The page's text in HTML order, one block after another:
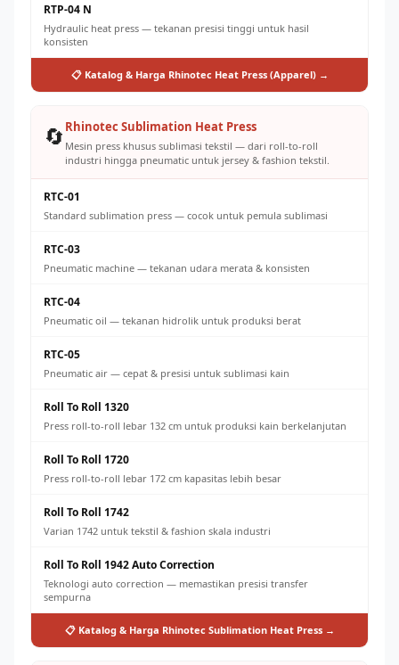
RTP-04 N
Hydraulic heat press — tekanan presisi tinggi untuk hasil
konsisten
📋 Katalog & Harga Rhinotec Heat Press (Apparel) →
🔄 Rhinotec Sublimation Heat Press
Mesin press khusus sublimasi tekstil — dari roll-to-roll
industri hingga pneumatic untuk jersey & fashion tekstil.
RTC-01
Standard sublimation press — cocok untuk pemula sublimasi
RTC-03
Pneumatic machine — tekanan udara merata & konsisten
RTC-04
Pneumatic oil — tekanan hidrolik untuk produksi berat
RTC-05
Pneumatic air — cepat & presisi untuk sublimasi kain
Roll To Roll 1320
Press roll-to-roll lebar 132 cm untuk produksi kain berkelanjutan
Roll To Roll 1720
Press roll-to-roll lebar 172 cm kapasitas lebih besar
Roll To Roll 1742
Varian 1742 untuk tekstil & fashion skala industri
Roll To Roll 1942 Auto Correction
Teknologi auto correction — memastikan presisi transfer
sempurna
📋 Katalog & Harga Rhinotec Sublimation Heat Press →